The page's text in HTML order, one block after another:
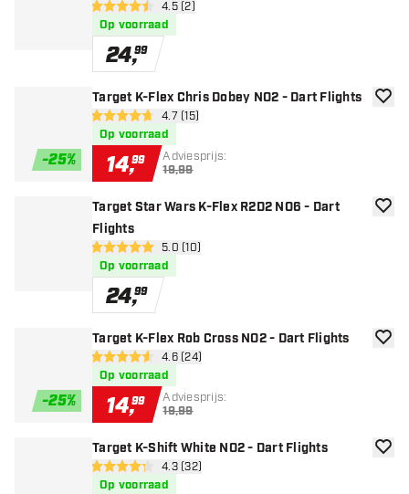
open reviews drawer
4.5 score sterren4.5 (2)
Op voorraad
24,99
-25%
Target K-Flex Chris Dobey NO2 - Dart Flights
open reviews drawer
4.7 score sterren4.7 (15)
Op voorraad
14,99 Adviesprijs:
19,99
Target Star Wars K-Flex R2D2 NO6 - Dart
Flights
open reviews drawer
5 score sterren5.0 (10)
Op voorraad
24,99
-25%
Target K-Flex Rob Cross NO2 - Dart Flights
open reviews drawer
4.6 score sterren4.6 (24)
Op voorraad
14,99 Adviesprijs:
19,99
Target K-Shift White NO2 - Dart Flights
open reviews drawer
4.3 score sterren4.3 (32)
Op voorraad